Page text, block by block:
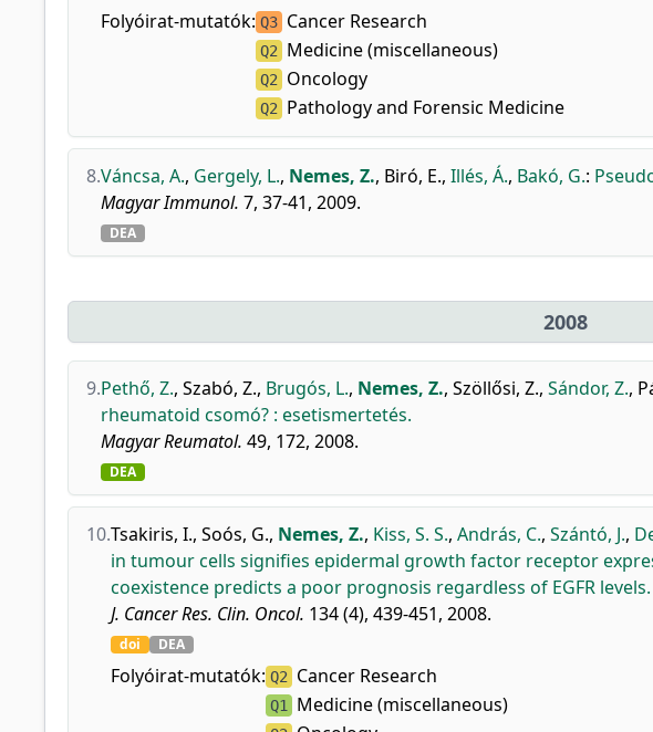
Folyóirat-mutatók: Q3 Cancer Research
Q2 Medicine (miscellaneous)
Q2 Oncology
Q2 Pathology and Forensic Medicine
8.Váncsa, A., Gergely, L., Nemes, Z., Biró, E., Illés, Á., Bakó, G.:
Magyar Immunol. 7, 37-41, 2009.
DEA
2008
9.Pethő, Z., Szabó, Z., Brugós, L., Nemes, Z., Szöllősi, Z., Sándor, Z.,
rheumatoid csomó? : esetismertetés.
Magyar Reumatol. 49, 172, 2008.
DEA
10.Tsakiris, I., Soós, G., Nemes, Z., Kiss, S. S., András, C., Szántó, J.,
in tumour cells signifies epidermal growth factor receptor
coexistence predicts a poor prognosis regardless of EGFR levels.
J. Cancer Res. Clin. Oncol. 134 (4), 439-451, 2008.
doi DEA
Folyóirat-mutatók: Q2 Cancer Research
Q1 Medicine (miscellaneous)